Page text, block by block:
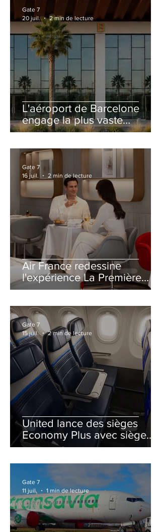
L'aéroport de Barcelone
engage la plus vaste
rénovation de son Terminal
Gate 7
20 juil.
2 min de lecture
Air France redessine
l'expérience La Première
avec un salon entièrement
Gate 7
16 juil.
2 min de lecture
United lance des sièges
Economy Plus avec siège
central neutralisé
Gate 7
15 juil.
2 min de lecture
Gate 7
11 juil.
1 min de lecture